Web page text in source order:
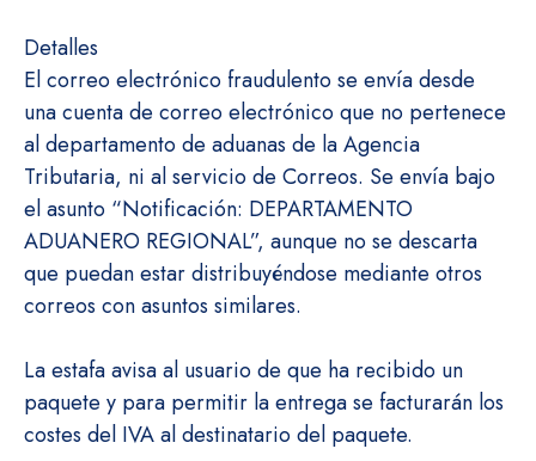
Detalles
El correo electrónico fraudulento se envía desde
una cuenta de correo electrónico que no pertenece
al departamento de aduanas de la Agencia
Tributaria, ni al servicio de Correos. Se envía bajo
el asunto “Notificación: DEPARTAMENTO
ADUANERO REGIONAL”, aunque no se descarta
que puedan estar distribuyéndose mediante otros
correos con asuntos similares.
La estafa avisa al usuario de que ha recibido un
paquete y para permitir la entrega se facturarán los
costes del IVA al destinatario del paquete.